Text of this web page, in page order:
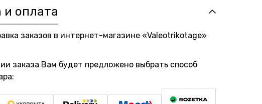
и оплата
заказов в интернет-магазине «Valeotrikotage»
заказа Вам будет предложено выбрать способ